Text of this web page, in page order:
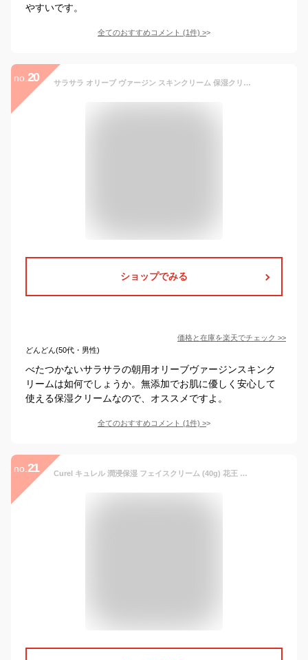
やすいです。
全てのおすすめコメント (1件) >
no. 20 サラサラ オリーブ ヴァージン スキンクリーム 保湿クリーム スキンケア しっとり 普通肌 乾燥肌 脂性肌 化粧水 保湿 ハンドクリーム メンズ 無香料 無着色 南山 オリーブ化粧品 母の日 プレゼント ギフト 送料無料
ショップでみる
価格と在庫を楽天でチェック >>
どんどん(50代・男性)
べたつかないサラサラの朝用オリーブヴァージンスキンク
リームは如何でしょうか。無添加でお肌に優しく安心して
使える保湿クリームなので、オススメですよ。
全てのおすすめコメント (1件) >
no. 21 Curel キュレル 潤浸保湿 フェイスクリーム (40g) 花王 キュレルフェイスクリーム フェイスクリーム 朝 美白 敏感肌 乾燥肌 肌荒れ ニキビ 美白ケア 保湿ケア 保湿クリーム おすすめ 男性もok クリーム 顔